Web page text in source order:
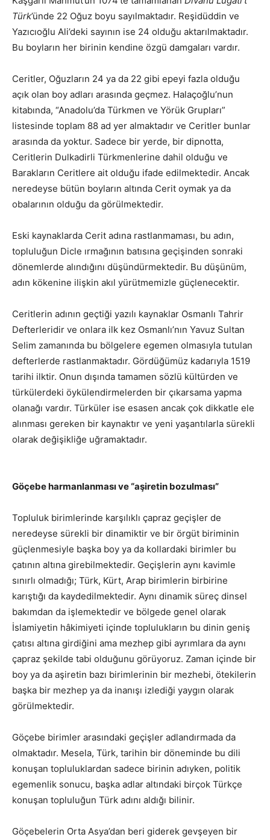
Türk’ünde 22 Oğuz boyu sayılmaktadır. Reşidüddin ve
Yazıcıoğlu Ali’deki sayının ise 24 olduğu aktarılmaktadır.
Bu boyların her birinin kendine özgü damgaları vardır.
Ceritler, Oğuzların 24 ya da 22 gibi epeyi fazla olduğu
açık olan boy adları arasında geçmez. Halaçoğlu’nun
kitabında, “Anadolu’da Türkmen ve Yörük Grupları”
listesinde toplam 88 ad yer almaktadır ve Ceritler bunlar
arasında da yoktur. Sadece bir yerde, bir dipnotta,
Ceritlerin Dulkadirli Türkmenlerine dahil olduğu ve
Barakların Ceritlere ait olduğu ifade edilmektedir. Ancak
neredeyse bütün boyların altında Cerit oymak ya da
obalarının olduğu da görülmektedir.
Eski kaynaklarda Cerit adına rastlanmaması, bu adın,
topluluğun Dicle ırmağının batısına geçişinden sonraki
dönemlerde alındığını düşündürmektedir. Bu düşünüm,
adın kökenine ilişkin akıl yürütmemizle güçlenecektir.
Ceritlerin adının geçtiği yazılı kaynaklar Osmanlı Tahrir
Defterleridir ve onlara ilk kez Osmanlı’nın Yavuz Sultan
Selim zamanında bu bölgelere egemen olmasıyla tutulan
defterlerde rastlanmaktadır. Gördüğümüz kadarıyla 1519
tarihi ilktir. Onun dışında tamamen sözlü kültürden ve
türkülerdeki öykülendirmelerden bir çıkarsama yapma
olanağı vardır. Türküler ise esasen ancak çok dikkatle ele
alınması gereken bir kaynaktır ve yeni yaşantılarla sürekli
olarak değişikliğe uğramaktadır.
Göçebe harmanlanması ve “aşiretin bozulması”
Topluluk birimlerinde karşılıklı çapraz geçişler de
neredeyse sürekli bir dinamiktir ve bir örgüt biriminin
güçlenmesiyle başka boy ya da kollardaki birimler bu
çatının altına girebilmektedir. Geçişlerin aynı kavimle
sınırlı olmadığı; Türk, Kürt, Arap birimlerin birbirine
karıştığı da kaydedilmektedir. Aynı dinamik süreç dinsel
bakımdan da işlemektedir ve bölgede genel olarak
İslamiyetin hâkimiyeti içinde toplulukların bu dinin geniş
çatısı altına girdiğini ama mezhep gibi ayrımlara da aynı
çapraz şekilde tabi olduğunu görüyoruz. Zaman içinde bir
boy ya da aşiretin bazı birimlerinin bir mezhebi, ötekilerin
başka bir mezhep ya da inanışı izlediği yaygın olarak
görülmektedir.
Göçebe birimler arasındaki geçişler adlandırmada da
olmaktadır. Mesela, Türk, tarihin bir döneminde bu dili
konuşan topluluklardan sadece birinin adıyken, politik
egemenlik sonucu, başka adlar altındaki birçok Türkçe
konuşan topluluğun Türk adını aldığı bilinir.
Göçebelerin Orta Asya’dan beri giderek gevşeyen bir